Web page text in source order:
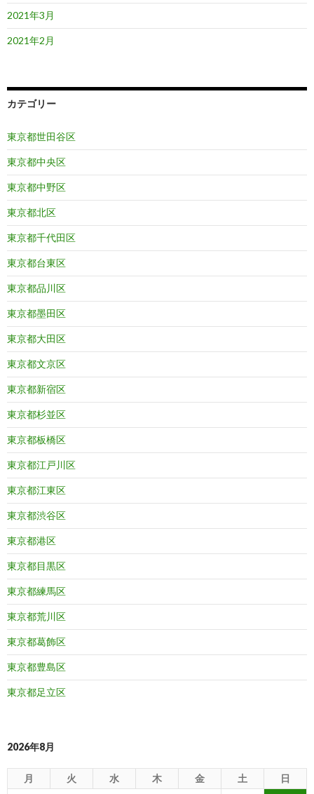
2021年3月
2021年2月
カテゴリー
東京都世田谷区
東京都中央区
東京都中野区
東京都北区
東京都千代田区
東京都台東区
東京都品川区
東京都墨田区
東京都大田区
東京都文京区
東京都新宿区
東京都杉並区
東京都板橋区
東京都江戸川区
東京都江東区
東京都渋谷区
東京都港区
東京都目黒区
東京都練馬区
東京都荒川区
東京都葛飾区
東京都豊島区
東京都足立区
2026年8月
月 火 水 木 金 土
日